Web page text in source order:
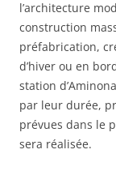
l’architecture
construction
préfabrication,
d’hiver ou en
station
par leur durée,
prévues dans le
sera réalisée.